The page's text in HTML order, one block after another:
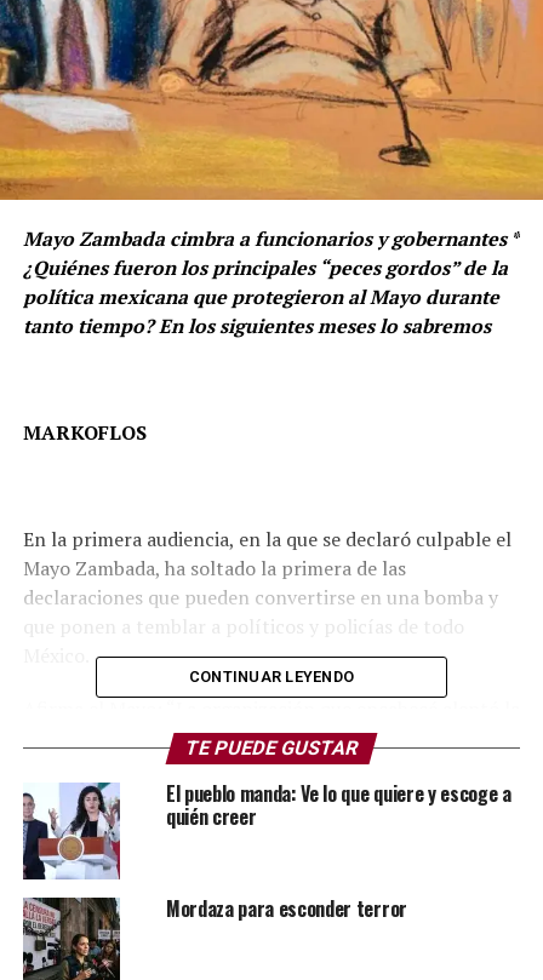
Mayo Zambada cimbra a funcionarios y gobernantes *
¿Quiénes fueron los principales “peces gordos” de la
política mexicana que protegieron al Mayo durante
tanto tiempo? En los siguientes meses lo sabremos
MARKOFLOS
En la primera audiencia, en la que se declaró culpable el
Mayo Zambada, ha soltado la primera de las
declaraciones que pueden convertirse en una bomba y
que ponen a temblar a políticos y policías de todo
corrupción en mi país al pagar a policías, comandantes,
militares y políticos que nos permitieron operar
libremente”.
Esta declaración puede abrir la puerta a una avalancha
de información respecto a cómo ha funcionado el cártel
más importante del mundo en los últimos 30 años.
Quiénes, cómo, cuándo, por qué y cuánto les costaban
CONTINUAR LEYENDO
TE PUEDE GUSTAR
El pueblo manda: Ve lo que quiere y escoge a
quién creer
Mordaza para esconder terror